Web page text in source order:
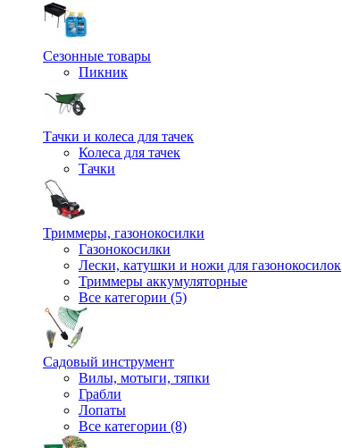
Сезонные товары
Пикник
Тачки и колеса для тачек
Колеса для тачек
Тачки
Триммеры, газонокосилки
Газонокосилки
Лески, катушки и ножи для газонокосилок
Триммеры аккумуляторные
Все категории (5)
Садовый инструмент
Вилы, мотыги, тяпки
Грабли
Лопаты
Все категории (8)